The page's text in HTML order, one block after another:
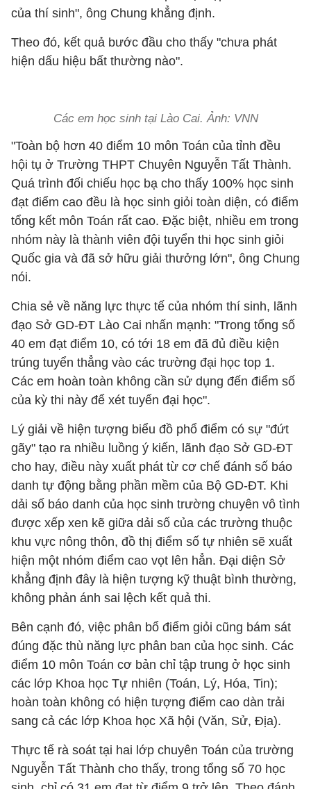
của thí sinh", ông Chung khẳng định.
Theo đó, kết quả bước đầu cho thấy "chưa phát
hiện dấu hiệu bất thường nào".
Các em học sinh tại Lào Cai. Ảnh: VNN
"Toàn bộ hơn 40 điểm 10 môn Toán của tỉnh đều
hội tụ ở Trường THPT Chuyên Nguyễn Tất Thành.
Quá trình đối chiếu học bạ cho thấy 100% học sinh
đạt điểm cao đều là học sinh giỏi toàn diện, có điểm
tổng kết môn Toán rất cao. Đặc biệt, nhiều em trong
nhóm này là thành viên đội tuyển thi học sinh giỏi
Quốc gia và đã sở hữu giải thưởng lớn", ông Chung
nói.
Chia sẻ về năng lực thực tế của nhóm thí sinh, lãnh
đạo Sở GD-ĐT Lào Cai nhấn mạnh: "Trong tổng số
40 em đạt điểm 10, có tới 18 em đã đủ điều kiện
trúng tuyển thẳng vào các trường đại học top 1.
Các em hoàn toàn không cần sử dụng đến điểm số
của kỳ thi này để xét tuyển đại học".
Lý giải về hiện tượng biểu đồ phổ điểm có sự "đứt
gãy" tạo ra nhiều luồng ý kiến, lãnh đạo Sở GD-ĐT
cho hay, điều này xuất phát từ cơ chế đánh số báo
danh tự động bằng phần mềm của Bộ GD-ĐT. Khi
dải số báo danh của học sinh trường chuyên vô tình
được xếp xen kẽ giữa dải số của các trường thuộc
khu vực nông thôn, đồ thị điểm số tự nhiên sẽ xuất
hiện một nhóm điểm cao vọt lên hẳn. Đại diện Sở
khẳng định đây là hiện tượng kỹ thuật bình thường,
không phản ánh sai lệch kết quả thi.
Bên cạnh đó, việc phân bổ điểm giỏi cũng bám sát
đúng đặc thù năng lực phân ban của học sinh. Các
điểm 10 môn Toán cơ bản chỉ tập trung ở học sinh
các lớp Khoa học Tự nhiên (Toán, Lý, Hóa, Tin);
hoàn toàn không có hiện tượng điểm cao dàn trải
sang cả các lớp Khoa học Xã hội (Văn, Sử, Địa).
Thực tế rà soát tại hai lớp chuyên Toán của trường
Nguyễn Tất Thành cho thấy, trong tổng số 70 học